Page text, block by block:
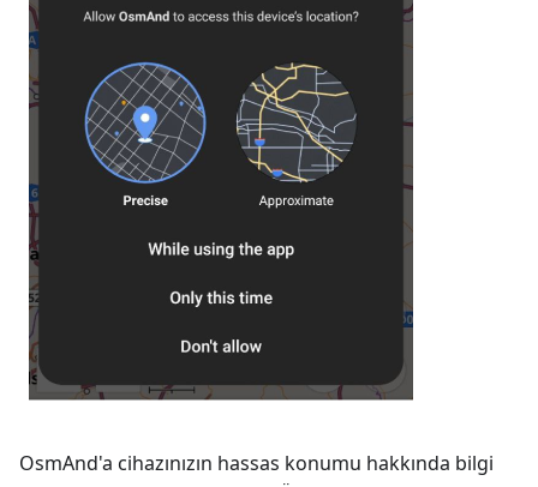
OsmAnd'a cihazınızın hassas konumu hakkında bilgi